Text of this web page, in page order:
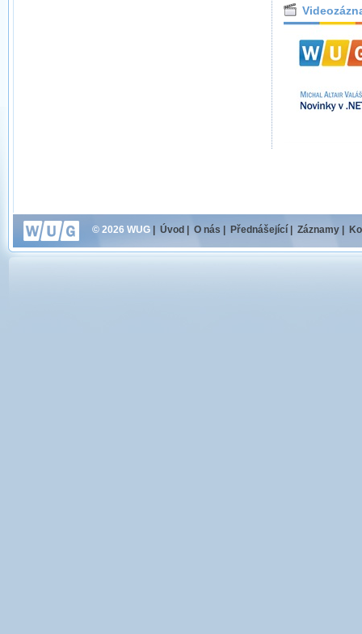
© 2026 WUG Úvod O nás Přednášející Záznamy